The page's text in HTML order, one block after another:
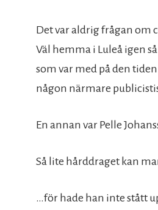
Det var aldrig frågan om
Väl hemma i Luleå igen
som var med på den
någon närmare
En annan var Pelle
Så lite hårddraget kan
…för hade han inte stått